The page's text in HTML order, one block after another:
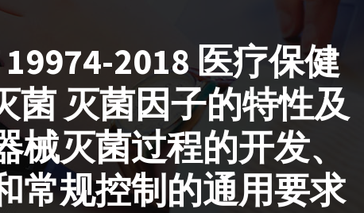
19974-2018 医疗保健
菌 灭菌因子的特性及
械灭菌过程的开发、
常规控制的通用要求